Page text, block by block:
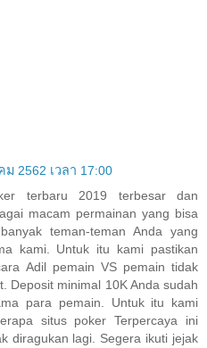
2562 เวลา 17:00
terbaru 2019 terbesar dan
macam permainan yang bisa
teman-teman Anda yang
kami. Untuk itu kami pastikan
Adil pemain VS pemain tidak
Deposit minimal 10K Anda sudah
para pemain. Untuk itu kami
situs poker Terpercaya ini
diragukan lagi. Segera ikuti jejak